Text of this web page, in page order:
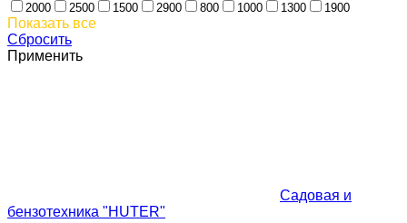
2000 2500 1500 2900 800 1000 1300 1900
Показать все
Сбросить
Применить
Садовая и
бензотехника "HUTER"